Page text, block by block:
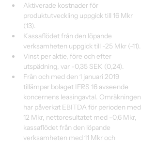
Aktiverade kostnader för
produktutveckling uppgick till 16 Mkr
(13).
Kassaflödet från den löpande
verksamheten uppgick till -25 Mkr (-11).
Vinst per aktie, före och efter
utspädning, var -0,35 SEK (0,24).
Från och med den 1 januari 2019
tillämpar bolaget IFRS 16 avseende
koncernens leasingavtal. Omräkningen
har påverkat EBITDA för perioden med
12 Mkr, nettoresultatet med -0,6 Mkr,
kassaflödet från den löpande
verksamheten med 11 Mkr och